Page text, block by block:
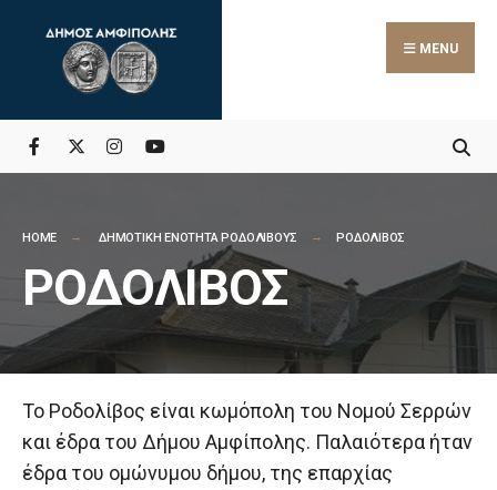
MENU
HOME ΔΗΜΟΤΙΚΗ ΕΝΟΤΗΤΑ ΡΟΔΟΛΙΒΟΥΣ ΡΟΔΟΛΙΒΟΣ
ΡΟΔΟΛΙΒΟΣ
Το Ροδολίβος είναι κωμόπολη του Νομού Σερρών
και έδρα του Δήμου Αμφίπολης. Παλαιότερα ήταν
έδρα του ομώνυμου δήμου, της επαρχίας